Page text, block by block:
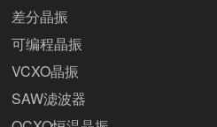
差分晶振
可编程晶振
VCXO晶振
SAW滤波器